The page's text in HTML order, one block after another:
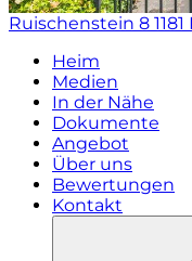
Ruischenstein 8
Heim
Medien
In der Nähe
Dokumente
Angebot
Über uns
Bewertungen
Kontakt